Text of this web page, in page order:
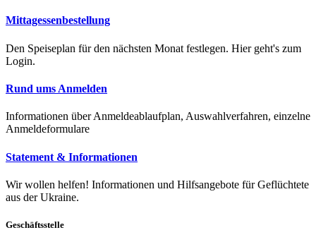
Mittagessenbestellung
Den Speiseplan für den nächsten Monat festlegen. Hier geht's zum
Login.
Rund ums Anmelden
Informationen über Anmeldeablaufplan, Auswahlverfahren, einzelne
Anmeldeformulare
Statement & Informationen
Wir wollen helfen! Informationen und Hilfsangebote für Geflüchtete
aus der Ukraine.
Geschäftsstelle